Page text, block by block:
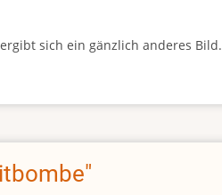
sich ein gänzlich anderes Bild.